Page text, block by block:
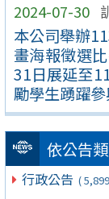
2024-07-30
本公司舉辦
畫海報徵選
31日展延至
勵學生踴躍
依公告
行政公告 (